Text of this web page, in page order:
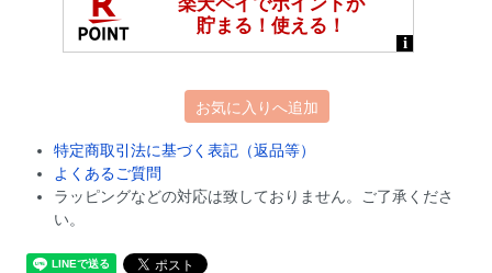
お気に入りへ追加
特定商取引法に基づく表記（返品等）
よくあるご質問
ラッピングなどの対応は致しておりません。ご了承くださ
い。